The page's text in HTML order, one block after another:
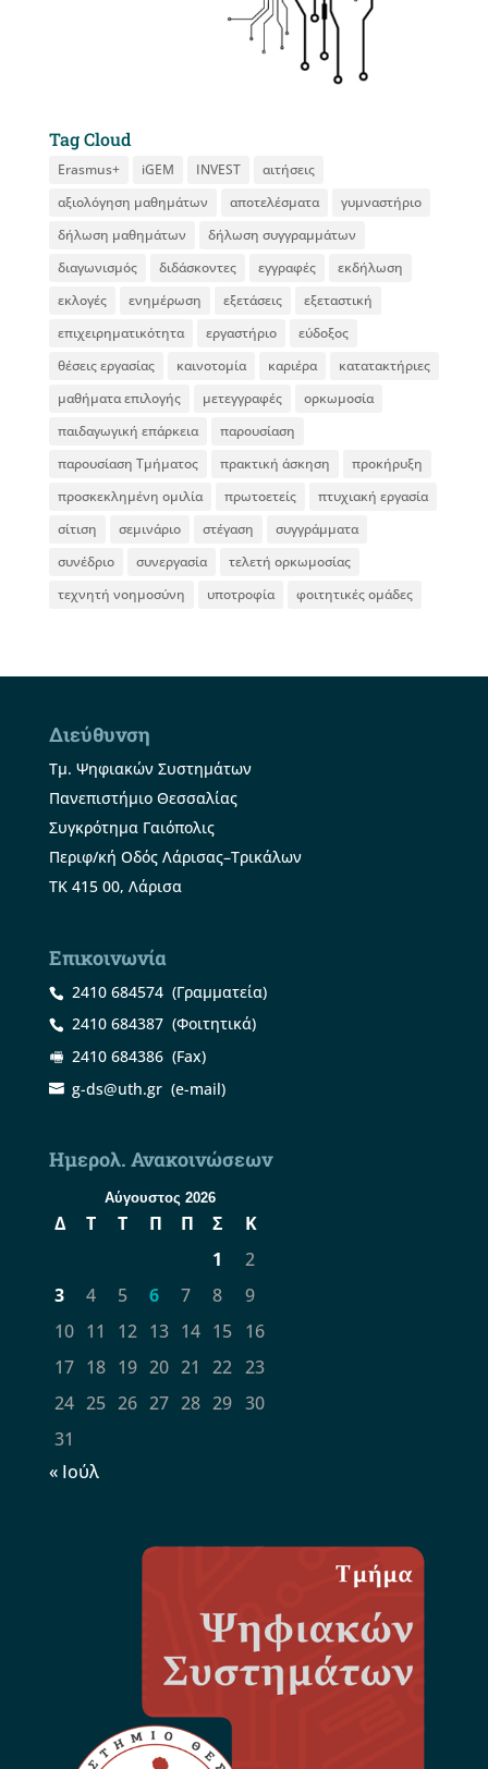
Tag Cloud
Erasmus+ iGEM INVEST
αιτήσεις
αξιολόγηση μαθημάτων
αποτελέσματα
γυμναστήριο
δήλωση μαθημάτων
δήλωση συγγραμμάτων
διαγωνισμός
διδάσκοντες εγγραφές
εκδήλωση
εκλογές
ενημέρωση εξετάσεις
εξεταστική
επιχειρηματικότητα
εργαστήριο
εύδοξος
θέσεις εργασίας
καινοτομία καριέρα
κατατακτήριες
μαθήματα επιλογής
μετεγγραφές
ορκωμοσία
παιδαγωγική επάρκεια
παρουσίαση
παρουσίαση Τμήματος
πρακτική άσκηση
προκήρυξη
προσκεκλημένη ομιλία
πρωτοετείς
πτυχιακή εργασία
σίτιση
σεμινάριο στέγαση
συγγράμματα
συνέδριο
συνεργασία
τελετή ορκωμοσίας
τεχνητή νοημοσύνη
υποτροφία φοιτητικές ομάδες
Διεύθυνση
Τμ. Ψηφιακών Συστημάτων
Πανεπιστήμιο Θεσσαλίας
Συγκρότημα Γαιόπολις
Περιφ/κή Οδός Λάρισας–Τρικάλων
ΤΚ 415 00, Λάρισα
Επικοινωνία
2410 684574(Γραμματεία)
2410 684387(Φοιτητικά)
2410 684386(Fax)
g-ds@uth.gr(e-mail)
Ημερολ. Ανακοινώσεων
Αύγουστος 2026
Δ Τ Τ Π Π Σ
Κ
1
2
3
4 5 6 7 8
9
10 11 12 13 14 15
16
17 18 19 20 21 22 23
24 25 26 27 28 29 30
31
« Ιούλ